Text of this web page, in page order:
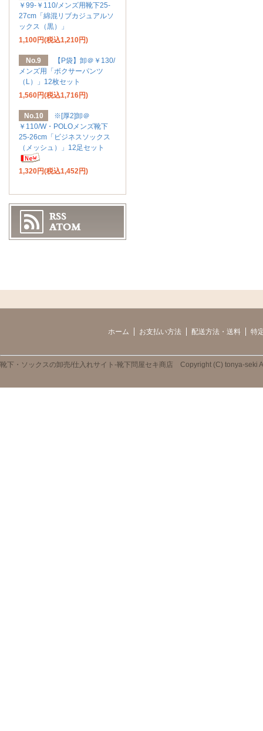
￥99-￥110/メンズ用靴下25-
27cm「綿混リブカジュアルソ
ックス（黒）」
1,100円(税込1,210円)
No.9
【P袋】卸＠￥130/
メンズ用「ボクサーパンツ
（L）」12枚セット
1,560円(税込1,716円)
No.10
※[厚2]卸＠
￥110/W・POLOメンズ靴下
25-26cm「ビジネスソックス
（メッシュ）」12足セット
1,320円(税込1,452円)
ホーム お支払い方法 配送方法・送料 特
靴下・ソックスの卸売/仕入れサイト-靴下問屋セキ商店 Copyright (C) tonya-seki